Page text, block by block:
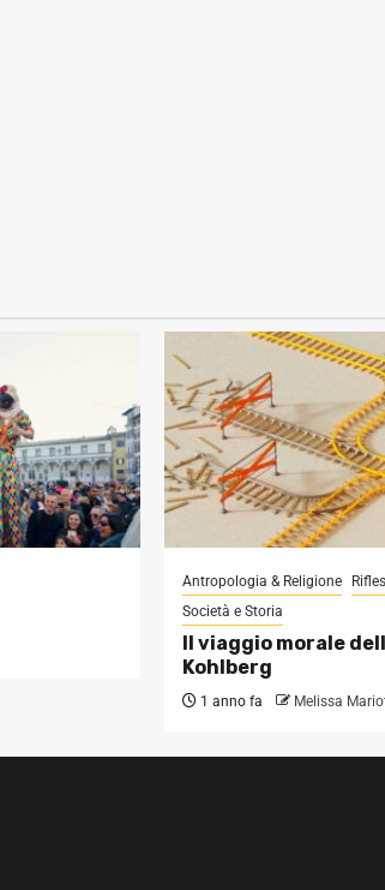
Antropologia & Religione
Società e Storia
Il viaggio morale
Kohlberg
1 anno fa Melissa